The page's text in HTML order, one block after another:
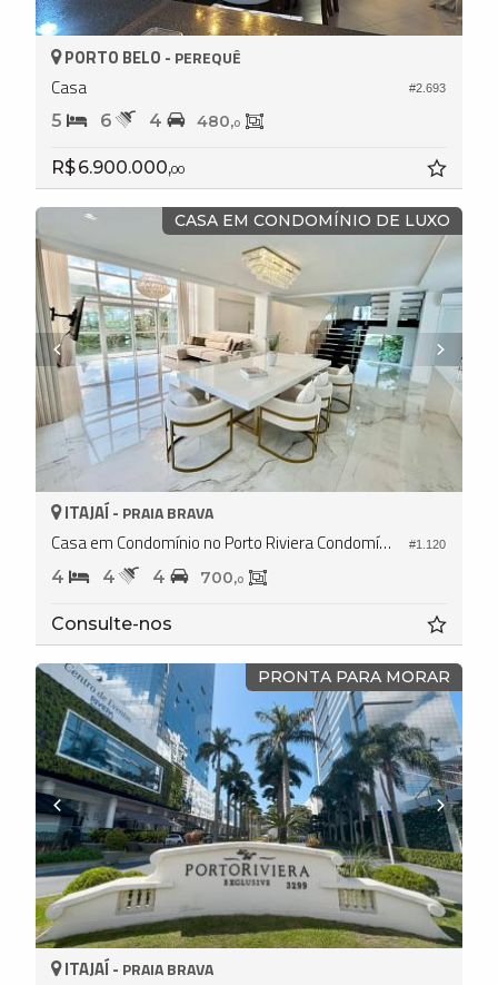
#2.693
PORTO BELO - PEREQUÊ
Casa
5 6 4 480,0
R$ 6.900.000,00
CASA EM CONDOMÍNIO DE LUXO
#1.120
ITAJAÍ - PRAIA BRAVA
Casa em Condomínio no Porto Riviera Condomínio
4 4 4 700,0
Consulte-nos
PRONTA PARA MORAR
ITAJAÍ - PRAIA BRAVA